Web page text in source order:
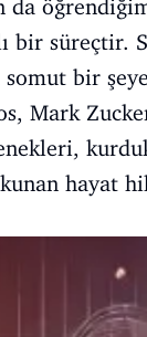
da
bir süreçtir.
somut bir
Mark
hayat